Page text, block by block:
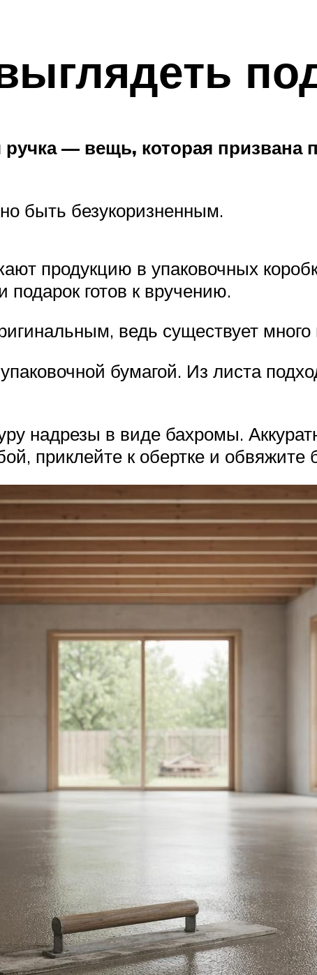
— вещь, которая призвана
быть безукоризненным.
продукцию в упаковочных
готов к вручению.
ведь существует
бумагой. Из листа
надрезы в виде бахромы.
приклейте к обертке и